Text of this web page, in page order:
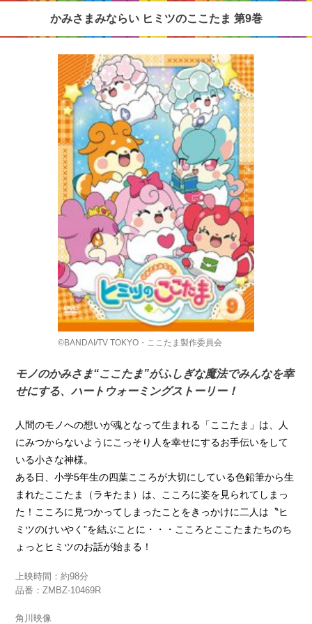
かみさまみならい ヒミツのここたま 第9巻
©BANDAI/TV TOKYO・ここたま製作委員会
モノのかみさま“ここたま”がふしぎな魔法でみんなを幸
せにする、ハートウォーミングストーリー！
人間のモノへの想いが魂となって生まれる「ここたま」は、人
にみつからないようにこっそり人を幸せにするお手伝いをして
いる小さな神様。
ある日、小学5年生の四葉こころが大切にしている色鉛筆から生
まれたここたま（ラキたま）は、こころに姿を見られてしまっ
た！こころに見つかってしまったことをきっかけに二人は〝ヒ
ミツのけいやく”を結ぶことに・・・こころとここたまたちのち
ょっとヒミツのお話が始まる！
上映時間：約98分
品番：ZMBZ-10469R
角川映像